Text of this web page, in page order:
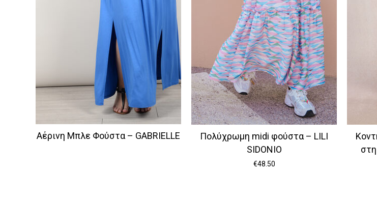
Αέρινη Μπλε Φούστα – GABRIELLE
Πολύχρωμη midi φούστα – LILI
SIDONIO
€48.50